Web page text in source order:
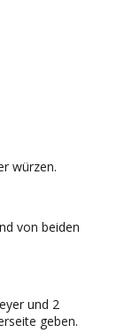
würzen.
von beiden
und 2
geben.